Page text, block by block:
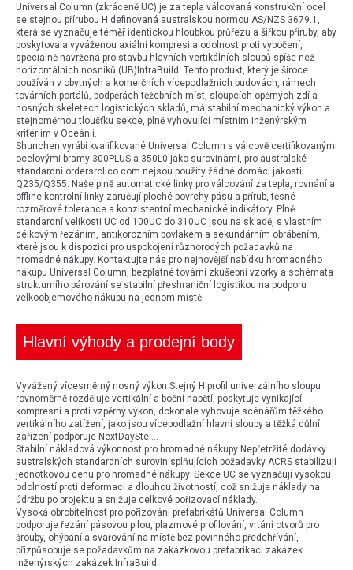
Universal Column (zkráceně UC) je za tepla válcovaná konstrukční ocel
se stejnou přírubou H definovaná australskou normou AS/NZS 3679.1,
která se vyznačuje téměř identickou hloubkou průřezu a šířkou příruby, aby
poskytovala vyváženou axiální kompresi a odolnost proti vybočení,
speciálně navržená pro stavbu hlavních vertikálních sloupů spíše než
horizontálních nosníků (UB)InfraBuild. Tento produkt, který je široce
používán v obytných a komerčních vícepodlažních budovách, rámech
továrních portálů, podpěrách těžebních míst, sloupcích opěrných zdí a
nosných skeletech logistických skladů, má stabilní mechanický výkon a
stejnoměrnou tloušťku sekce, plně vyhovující místním inženýrským
kritériím v Oceánii.
Shunchen vyrábí kvalifikované Universal Column s válcově certifikovanými
ocelovými bramy 300PLUS a 350L0 jako surovinami, pro australské
standardní ordersrollco.com nejsou použity žádné domácí jakosti
Q235/Q355. Naše plně automatické linky pro válcování za tepla, rovnání a
offline kontrolní linky zaručují ploché povrchy pásu a přírub, těsné
rozměrové tolerance a konzistentní mechanické indikátory. Plně
standardní velikosti UC od 100UC do 310UC jsou na skladě, s vlastním
délkovým řezáním, antikorozním povlakem a sekundárním obráběním,
které jsou k dispozici pro uspokojení různorodých požadavků na
hromadné nákupy. Kontaktujte nás pro nejnovější nabídku hromadného
nákupu Universal Column, bezplatné tovární zkušební vzorky a schémata
strukturního párování se stabilní přeshraniční logistikou na podporu
velkoobjemového nákupu na jednom místě.
Hlavní výhody a prodejní body
Vyvážený vícesměrný nosný výkon Stejný H profil univerzálního sloupu
rovnoměrně rozděluje vertikální a boční napětí, poskytuje vynikající
kompresní a proti vzpěrný výkon, dokonale vyhovuje scénářům těžkého
vertikálního zatížení, jako jsou vícepodlažní hlavní sloupy a těžká důlní
zařízení podporuje NextDaySte....
Stabilní nákladová výkonnost pro hromadné nákupy Nepřetržité dodávky
australských standardních surovin splňujících požadavky ACRS stabilizují
jednotkovou cenu pro hromadné nákupy; Sekce UC se vyznačují vysokou
odolností proti deformaci a dlouhou životností, což snižuje náklady na
údržbu po projektu a snižuje celkové pořizovací náklady.
Vysoká obrobitelnost pro pořizování prefabrikátů Universal Column
podporuje řezání pásovou pilou, plazmové profilování, vrtání otvorů pro
šrouby, ohýbání a svařování na místě bez povinného předehřívání,
přizpůsobuje se požadavkům na zakázkovou prefabrikaci zakázek
inženýrských zakázek InfraBuild.